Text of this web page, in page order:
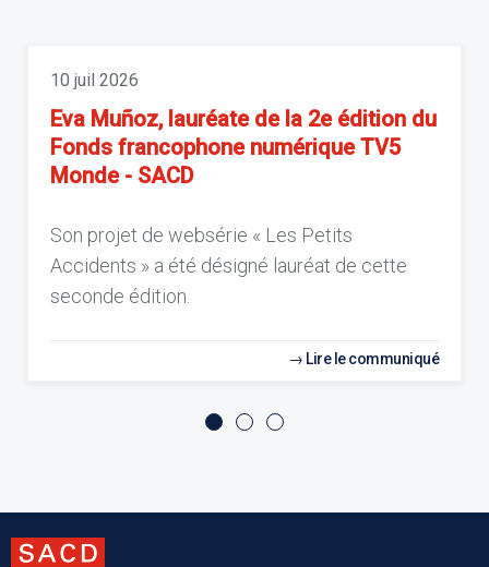
10 juil 2026
Eva Muñoz, lauréate de la 2e édition du
Fonds francophone numérique TV5
Monde - SACD
Son projet de websérie « Les Petits
Accidents » a été désigné lauréat de cette
seconde édition.
Lire le communiqué